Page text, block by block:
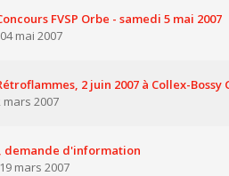
FVSP Orbe - samedi 5 mai 2007
mai 2007
2 juin 2007 à Collex-Bossy
mars 2007
demande d'information
mars 2007